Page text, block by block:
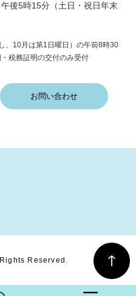
後5時15分（土日・祝日年末
、10月は第1日曜日）の午前8時30
税務証明の交付のみ受付
お問い合わせ
Reserved.